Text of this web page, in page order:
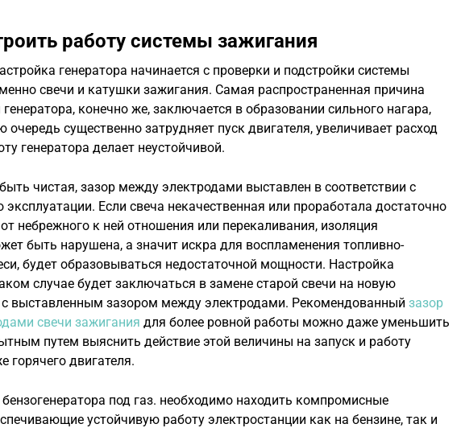
работу системы зажигания
генератора начинается с проверки и подстройки системы
свечи и катушки зажигания. Самая распространенная причина
конечно же, заключается в образовании сильного нагара,
очередь существенно затрудняет пуск двигателя, увеличивает расход
генератора делает неустойчивой.
чистая, зазор между электродами выставлен в соответствии с
эксплуатации. Если свеча некачественная или проработала достаточно
небрежного к ней отношения или перекаливания, изоляция
быть нарушена, а значит искра для воспламенения топливно-
будет образовываться недостаточной мощности. Настройка
случае будет заключаться в замене старой свечи на новую
с выставленным зазором между электродами. Рекомендованный зазор
свечи зажигания для более ровной работы можно даже уменьшить
путем выяснить действие этой величины на запуск и работу
горячего двигателя.
под газ. необходимо находить компромисные
устойчивую работу электростанции как на бензине, так и